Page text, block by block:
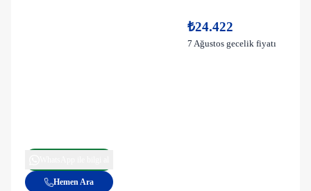
₺24.422
7 Ağustos gecelik fiyatı
Hemen Ara